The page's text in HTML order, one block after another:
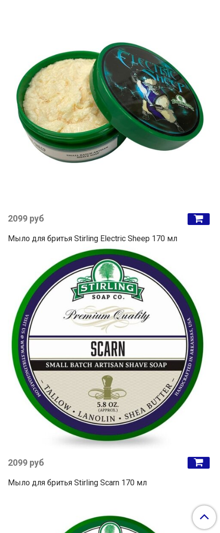
2099 руб
Мыло для бритья Stirling Electric Sheep 170 мл
2099 руб
Мыло для бритья Stirling Scarn 170 мл